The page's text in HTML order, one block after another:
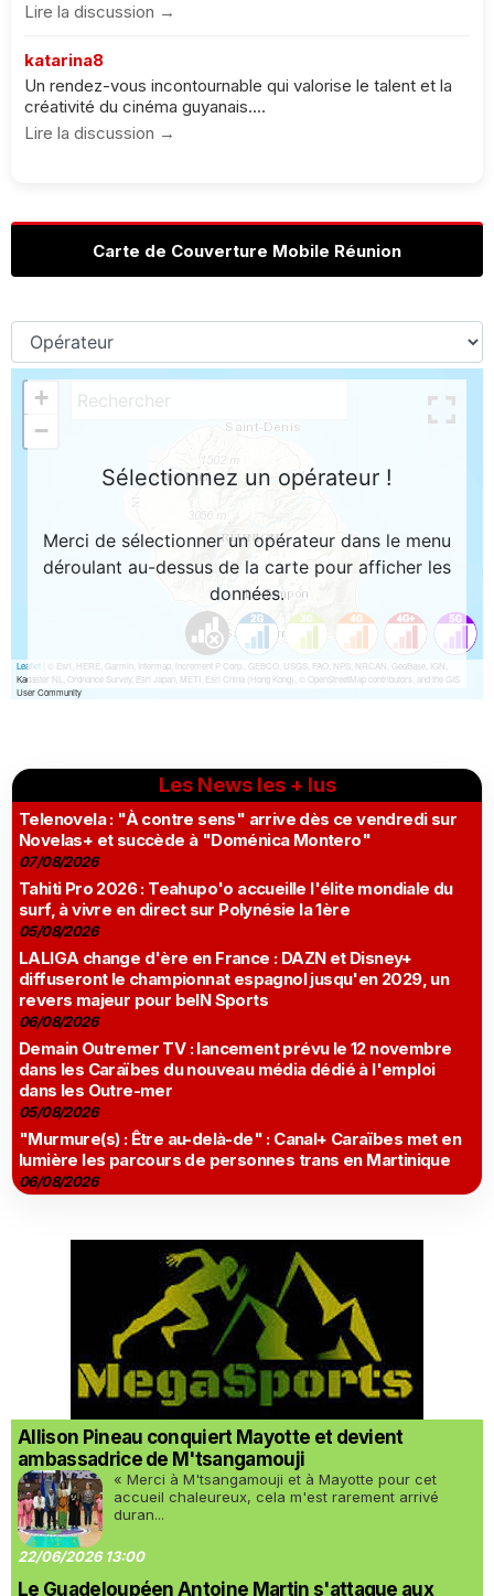
Lire la discussion →
katarina8
Un rendez-vous incontournable qui valorise le talent et la
créativité du cinéma guyanais....
Lire la discussion →
Carte de Couverture Mobile Réunion
Les News les + lus
Telenovela : "À contre sens" arrive dès ce vendredi sur
Novelas+ et succède à "Doménica Montero"
07/08/2026
Tahiti Pro 2026 : Teahupo'o accueille l'élite mondiale du
surf, à vivre en direct sur Polynésie la 1ère
05/08/2026
LALIGA change d'ère en France : DAZN et Disney+
diffuseront le championnat espagnol jusqu'en 2029, un
revers majeur pour beIN Sports
06/08/2026
Demain Outremer TV : lancement prévu le 12 novembre
dans les Caraïbes du nouveau média dédié à l'emploi
dans les Outre-mer
05/08/2026
"Murmure(s) : Être au-delà-de" : Canal+ Caraïbes met en
lumière les parcours de personnes trans en Martinique
06/08/2026
Allison Pineau conquiert Mayotte et devient
ambassadrice de M'tsangamouji
« Merci à M'tsangamouji et à Mayotte pour cet
accueil chaleureux, cela m'est rarement arrivé
duran...
22/06/2026 13:00
Le Guadeloupéen Antoine Martin s'attaque aux